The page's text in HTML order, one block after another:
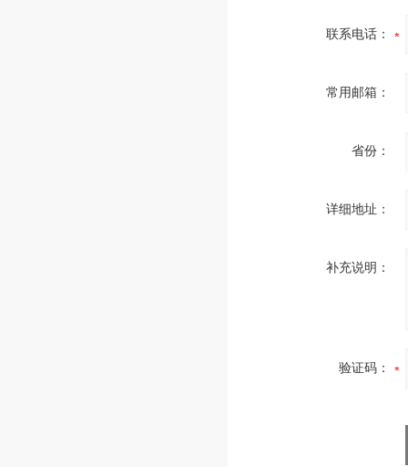
联系电话：
常用邮箱：
省份：
详细地址：
补充说明：
验证码：